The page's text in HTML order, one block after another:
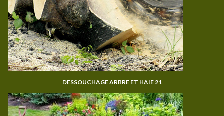
DESSOUCHAGE ARBRE ET HAIE 21